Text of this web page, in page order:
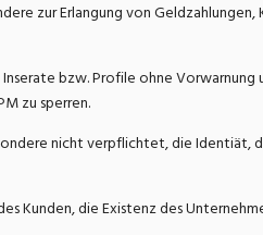
zur Erlangung von
bzw. Profile ohne
zu sperren.
nicht verpflichtet, die
Kunden, die Existenz des